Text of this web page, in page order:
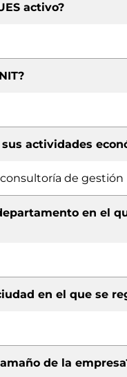
activo?
sus actividades
de gestión
en el
en el que se
de la